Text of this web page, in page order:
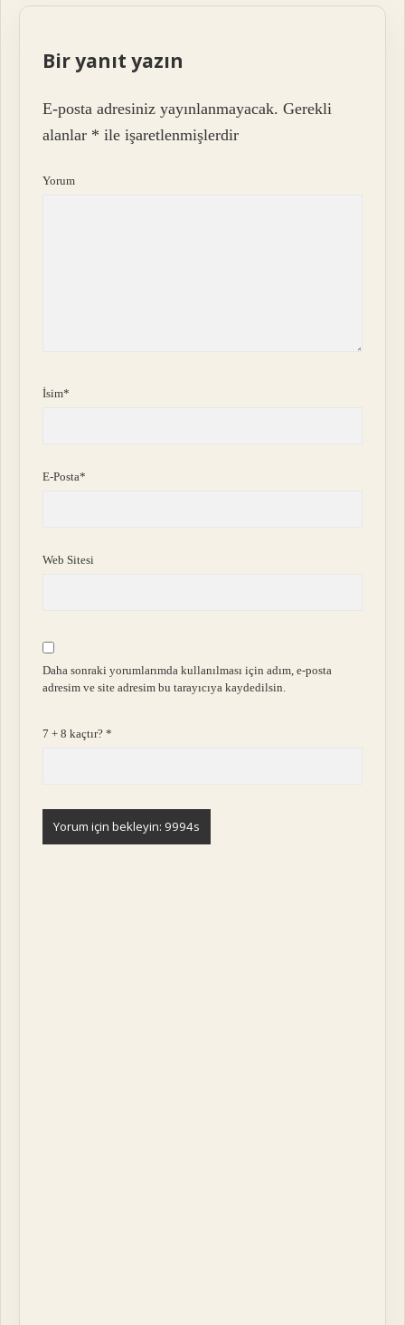
Bir yanıt yazın
E-posta adresiniz yayınlanmayacak. Gerekli
alanlar * ile işaretlenmişlerdir
Yorum
İsim*
E-Posta*
Web Sitesi
Daha sonraki yorumlarımda kullanılması için adım, e-posta
adresim ve site adresim bu tarayıcıya kaydedilsin.
7 + 8 kaçtır?*